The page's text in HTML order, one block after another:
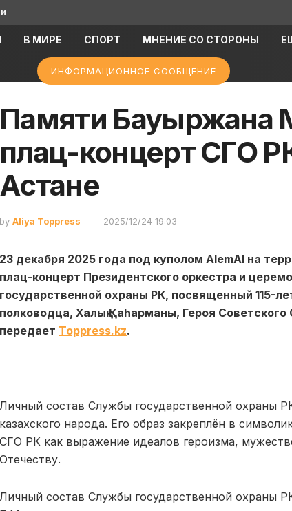
В МИРЕ СПОРТ МНЕНИЕ СО СТОРОНЫ
ИНФОРМАЦИОННОЕ СООБЩЕНИЕ
Памяти
плац-концерт СГО
Астане
by Aliya Toppress 2025/12/24 19:03
23 декабря 2025 года под куполом AlemAI на
плац-концерт Президентского оркестра и
государственной охраны РК, посвященный 115-
полководца, Халық Қаһарманы, Героя
передает Toppress.kz.
Личный состав Службы государственной охраны
казахского народа. Его образ закреплён в
СГО РК как выражение идеалов героизма,
Отечеству.
Личный состав Службы государственной охраны